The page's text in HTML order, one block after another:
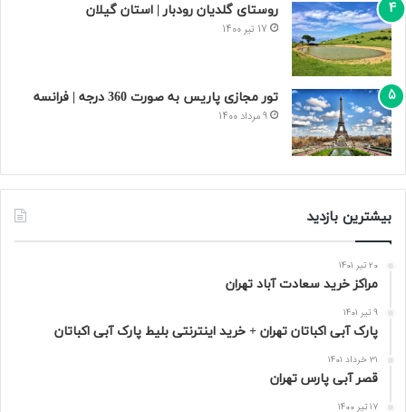
روستای گلدیان رودبار | استان گیلان
17 تیر 1400
تور مجازی پاریس به صورت 360 درجه | فرانسه
9 مرداد 1400
بیشترین بازدید
20 تیر 1401
مراکز خرید سعادت‌ آباد تهران
9 تیر 1401
پارک آبی اکباتان تهران + خرید اینترنتی بلیط پارک آبی اکباتان
31 خرداد 1401
قصر آبی پارس تهران
17 تیر 1400